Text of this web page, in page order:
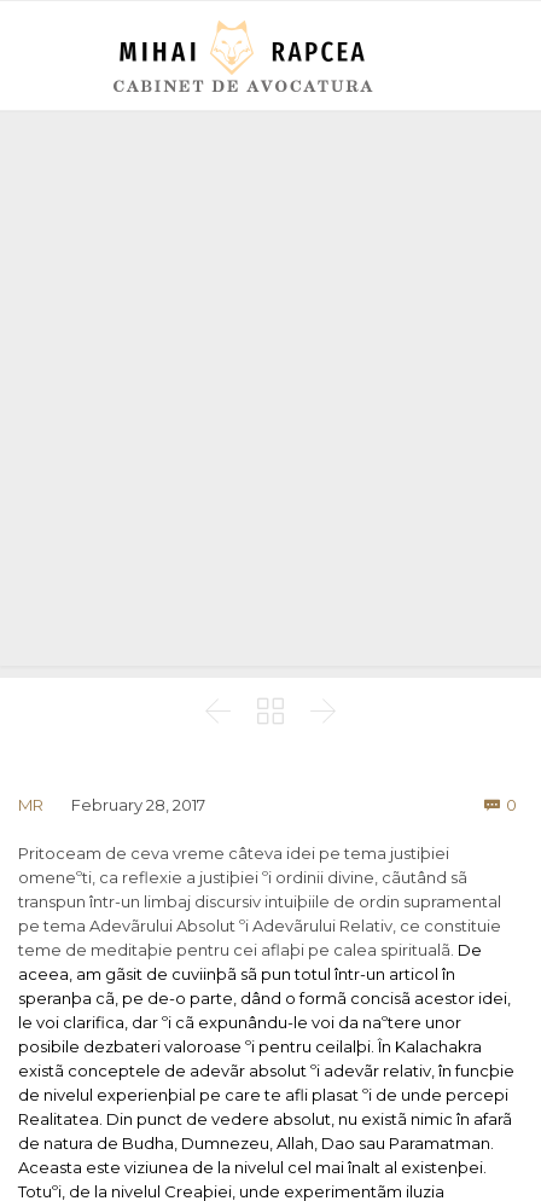
  
MR February 28, 2017  0
Pritoceam de ceva vreme câteva idei pe tema justiþiei
omeneºti, ca reflexie a justiþiei ºi ordinii divine, cãutând sã
transpun într-un limbaj discursiv intuiþiile de ordin supramental
pe tema Adevãrului Absolut ºi Adevãrului Relativ, ce constituie
teme de meditaþie pentru cei aflaþi pe calea spiritualã. De
aceea, am gãsit de cuviinþã sã pun totul într-un articol în
speranþa cã, pe de-o parte, dând o formã concisã acestor idei,
le voi clarifica, dar ºi cã expunându-le voi da naºtere unor
posibile dezbateri valoroase ºi pentru ceilalþi. În Kalachakra
existã conceptele de adevãr absolut ºi adevãr relativ, în funcþie
de nivelul experienþial pe care te afli plasat ºi de unde percepi
Realitatea. Din punct de vedere absolut, nu existã nimic în afarã
de natura de Budha, Dumnezeu, Allah, Dao sau Paramatman.
Aceasta este viziunea de la nivelul cel mai înalt al existenþei.
Totuºi, de la nivelul Creaþiei, unde experimentãm iluzia